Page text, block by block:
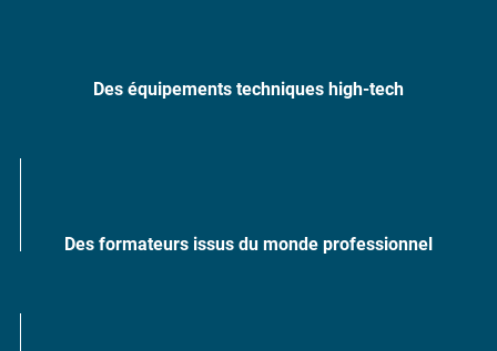
Des équipements techniques high-tech
Des formateurs issus du monde professionnel